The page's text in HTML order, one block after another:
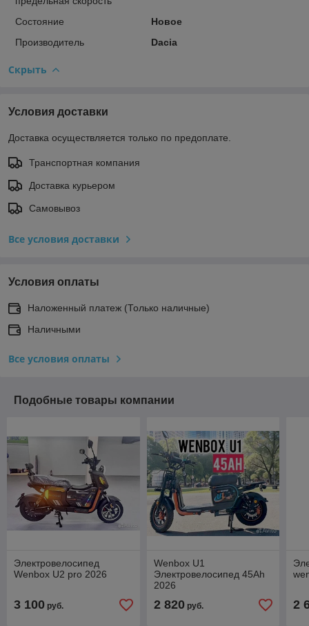
Состояние
Новое
Производитель
Dacia
Скрыть
Условия доставки
Доставка осуществляется только по предоплате.
Транспортная компания
Доставка курьером
Самовывоз
Все условия доставки
Условия оплаты
Наложенный платеж (Только наличные)
Наличными
Все условия оплаты
Подобные товары компании
Электровелосипед
Wenbox U2 pro 2026
3 100 руб.
Wenbox U1
Электровелосипед 45Аh
2026
2 820руб. 2